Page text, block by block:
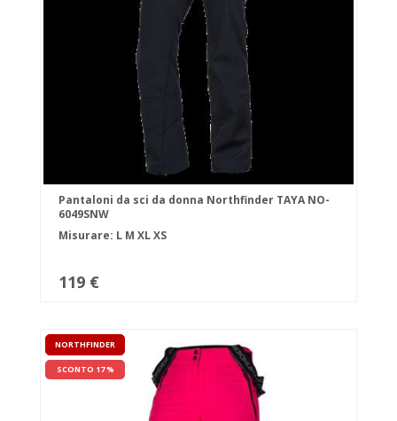
Pantaloni da sci da donna Northfinder TAYA NO-
6049SNW
Misurare: L M XLXS
119 €
NORTHFINDER
SCONTO 17 %